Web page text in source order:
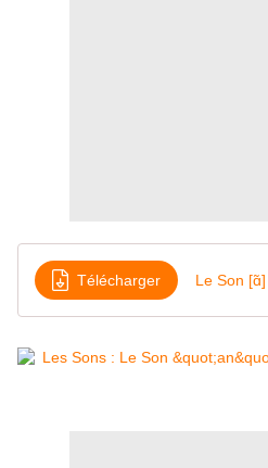
Télécharger Le Son [ɑ̃]